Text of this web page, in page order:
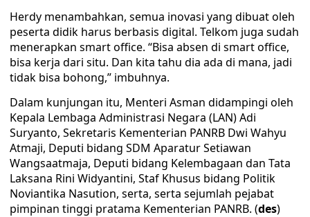
Herdy menambahkan, semua inovasi yang dibuat oleh
peserta didik harus berbasis digital. Telkom juga sudah
menerapkan smart office. “Bisa absen di smart office,
bisa kerja dari situ. Dan kita tahu dia ada di mana, jadi
tidak bisa bohong,” imbuhnya.
Dalam kunjungan itu, Menteri Asman didampingi oleh
Kepala Lembaga Administrasi Negara (LAN) Adi
Suryanto, Sekretaris Kementerian PANRB Dwi Wahyu
Atmaji, Deputi bidang SDM Aparatur Setiawan
Wangsaatmaja, Deputi bidang Kelembagaan dan Tata
Laksana Rini Widyantini, Staf Khusus bidang Politik
Noviantika Nasution, serta, serta sejumlah pejabat
pimpinan tinggi pratama Kementerian PANRB. (des)